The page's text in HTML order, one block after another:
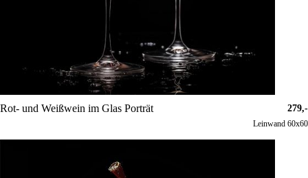
Rot- und Weißwein im Glas Porträt 279,-
Leinwand 60x60